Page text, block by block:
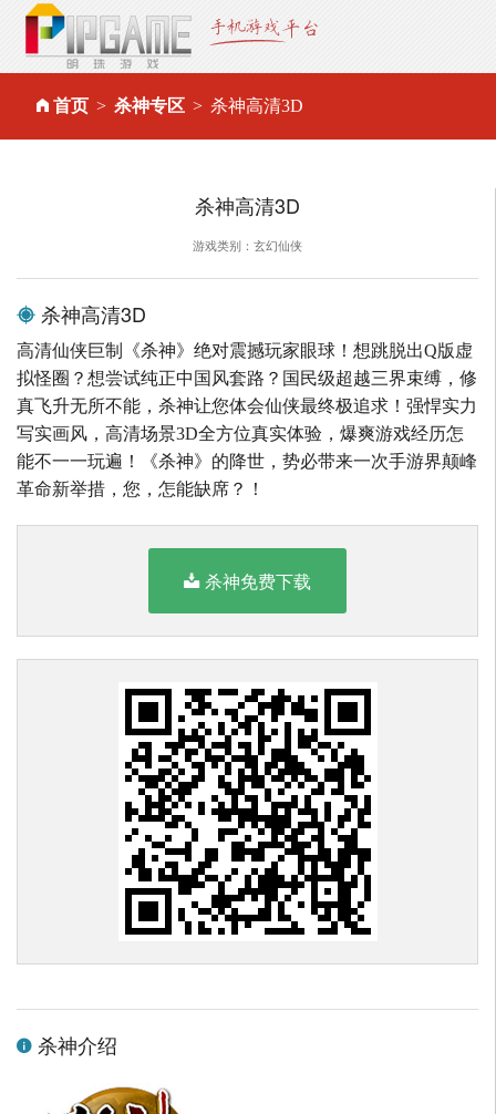
首页 杀神专区 杀神高清3D
杀神高清3D
游戏类别：玄幻仙侠
杀神高清3D
高清仙侠巨制《杀神》绝对震撼玩家眼球！想跳脱出Q版虚
拟怪圈？想尝试纯正中国风套路？国民级超越三界束缚，修
真飞升无所不能，杀神让您体会仙侠最终极追求！强悍实力
写实画风，高清场景3D全方位真实体验，爆爽游戏经历怎
能不一一玩遍！《杀神》的降世，势必带来一次手游界颠峰
革命新举措，您，怎能缺席？！
杀神免费下载
杀神介绍